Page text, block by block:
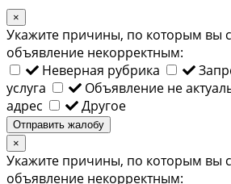
×
Укажите причины, по которым вы
объявление некорректным:
Неверная рубрика
услуга
Объявление не
адрес
Другое
Отправить жалобу
×
Укажите причины, по которым вы
объявление некорректным: